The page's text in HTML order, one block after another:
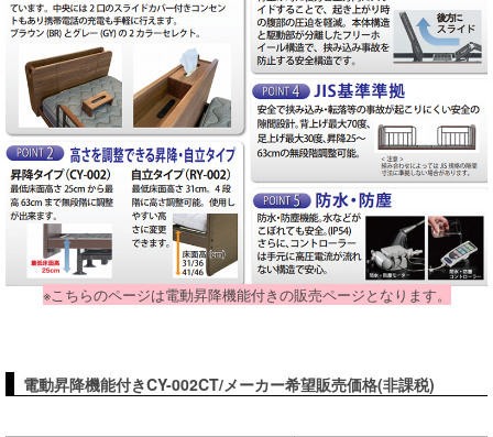
※こちらのページは電動昇降機能付きの販売ページとなります。
電動昇降機能付きCY-002CT/メーカー希望販売価格(非課税)